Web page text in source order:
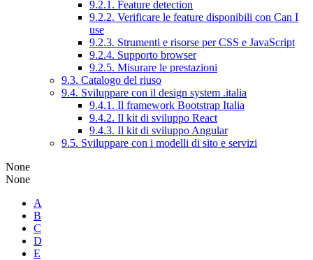
9.2.1. Feature detection
9.2.2. Verificare le feature disponibili con Can I
use
9.2.3. Strumenti e risorse per CSS e JavaScript
9.2.4. Supporto browser
9.2.5. Misurare le prestazioni
9.3. Catalogo del riuso
9.4. Sviluppare con il design system .italia
9.4.1. Il framework Bootstrap Italia
9.4.2. Il kit di sviluppo React
9.4.3. Il kit di sviluppo Angular
9.5. Sviluppare con i modelli di sito e servizi
None
None
A
B
C
D
E